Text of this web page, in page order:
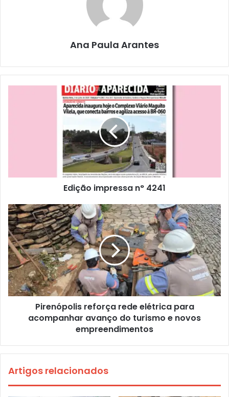
Ana Paula Arantes
Edição impressa n° 4241
Pirenópolis reforça rede elétrica para
acompanhar avanço do turismo e novos
empreendimentos
Artigos relacionados